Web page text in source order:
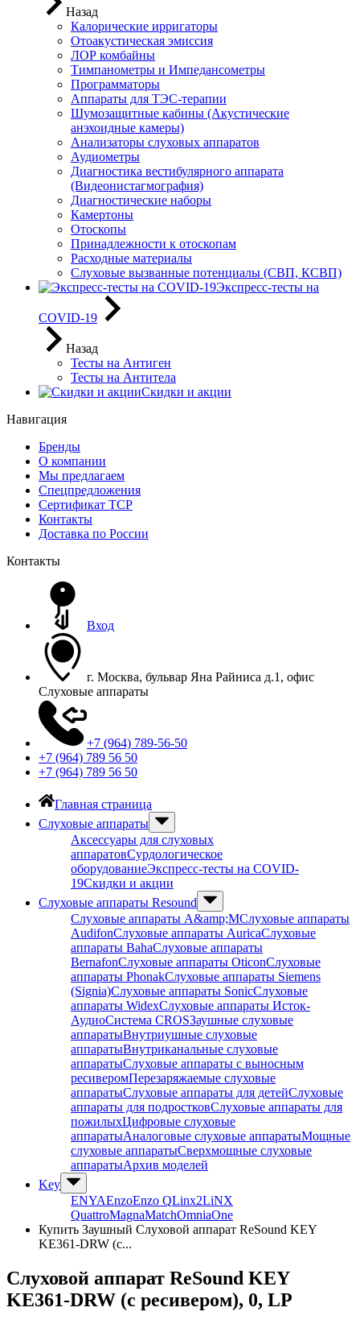
Назад
Калорические ирригаторы
Отоакустическая эмиссия
ЛОР комбайны
Тимпанометры и Импедансометры
Программаторы
Аппараты для ТЭС-терапии
Шумозащитные кабины (Акустические
анэхоидные камеры)
Анализаторы слуховых аппаратов
Аудиометры
Диагностика вестибулярного аппарата
(Видеонистагмография)
Диагностические наборы
Камертоны
Отоскопы
Принадлежности к отоскопам
Расходные материалы
Слуховые вызванные потенциалы (СВП, КСВП)
Экспресс-тесты на
COVID-19
Назад
Тесты на Антиген
Тесты на Антитела
Скидки и акции
Навигация
Бренды
О компании
Мы предлагаем
Спецпредложения
Сертификат ТСР
Контакты
Доставка по России
Контакты
Вход
г. Москва, бульвар Яна Райниса д.1, офис
Слуховые аппараты
+7 (964) 789-56-50
+7 (964) 789 56 50
+7 (964) 789 56 50
Главная страница
Слуховые аппараты
Аксессуары для слуховых
аппаратовСурдологическое
оборудованиеЭкспресс-тесты на COVID-
19Скидки и акции
Слуховые аппараты Resound
Слуховые аппараты A&amp;MСлуховые аппараты
AudifonСлуховые аппараты AuricaСлуховые
аппараты BahaСлуховые аппараты
BernafonСлуховые аппараты OticonСлуховые
аппараты PhonakСлуховые аппараты Siemens
(Signia)Слуховые аппараты SonicСлуховые
аппараты WidexСлуховые аппараты Исток-
АудиоСистема CROSЗаушные слуховые
аппаратыВнутриушные слуховые
аппаратыВнутриканальные слуховые
аппаратыСлуховые аппараты с выносным
ресиверомПерезаряжаемые слуховые
аппаратыСлуховые аппараты для детейСлуховые
аппараты для подростковСлуховые аппараты для
пожилыхЦифровые слуховые
аппаратыАналоговые слуховые аппаратыМощные
слуховые аппаратыСверхмощные слуховые
аппаратыАрхив моделей
Key
ENYAEnzoEnzo QLinx2LiNX
QuattroMagnaMatchOmniaOne
Купить Заушный Слуховой аппарат ReSound KEY
KE361-DRW (с...
Слуховой аппарат ReSound KEY
KE361-DRW (с ресивером), 0, LP